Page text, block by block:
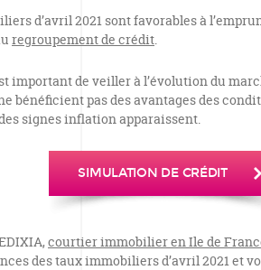
d’avril 2021 sont favorables à
regroupement de crédit.
important de veiller à l’évolution du
bénéficient pas des avantages des
signes inflation apparaissent.
SIMULATION DE CRÉDIT
courtier immobilier en Ile de
des taux immobiliers d’avril 2021 et